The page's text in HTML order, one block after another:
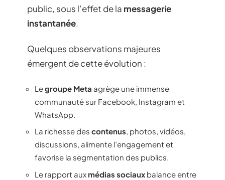
public, sous l’effet de la messagerie
instantanée.
Quelques observations majeures
émergent de cette évolution :
Legroupe Meta agrège une immense
communauté sur Facebook, Instagram et
WhatsApp.
La richesse des contenus, photos, vidéos,
discussions, alimente l’engagement et
favorise la segmentation des publics.
Le rapport aux médias sociaux balance entre